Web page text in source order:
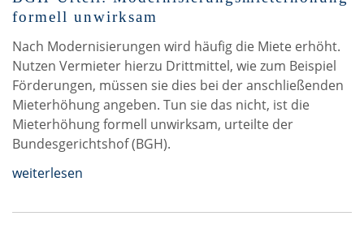
formell unwirksam
Nach Modernisierungen wird häufig die Miete erhöht.
Nutzen Vermieter hierzu Drittmittel, wie zum Beispiel
Förderungen, müssen sie dies bei der anschließenden
Mieterhöhung angeben. Tun sie das nicht, ist die
Mieterhöhung formell unwirksam, urteilte der
Bundesgerichtshof (BGH).
weiterlesen